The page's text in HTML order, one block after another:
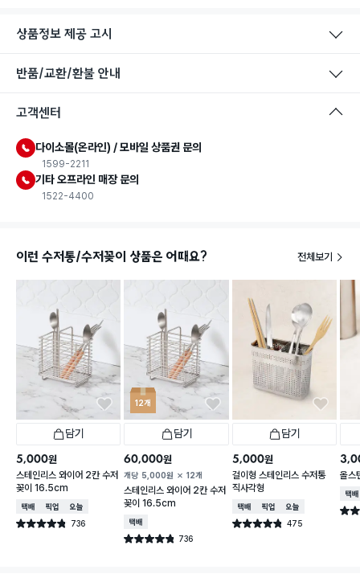
KC인증(어린이 제품 안전 특별법)
전, 보건, 환경, 품질 등의 국가통합인증 마크입니다. 법에서 정한
제품안전시험을 통과한 제품에 한해 부착할 수 있는 마크입니다.
상품정보 제공 고시
반품/교환/환불 안내
고객센터
다이소몰(온라인) / 모바일 상품권 문의
1599-2211
기타 오프라인 매장 문의
1522-4400
이런 수저통/수저꽂이 상품은 어때요? 전체보기
담기
5,000원
스테인리스 와이어 2칸 수저
꽂이 16.5cm
택배배송매장픽업오늘배송
별점 4.8점 736
건 작성
12개
담기
60,000원
개당 5,000원 12개
스테인리스 와이어 2칸 수저
꽂이 16.5cm
택배배송
별점 4.8점 736
건 작성
담기
5,000원
걸이형 스테인리스 수저통
직사각형
택배배송매장픽업오늘배송
별점 4.8점 475
건 작성
올스
택배
별점